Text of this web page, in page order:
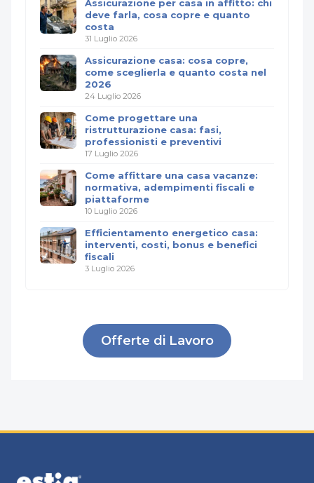
Assicurazione per casa in affitto: chi
deve farla, cosa copre e quanto
costa
31 Luglio 2026
Assicurazione casa: cosa copre,
come sceglierla e quanto costa nel
2026
24 Luglio 2026
Come progettare una
ristrutturazione casa: fasi,
professionisti e preventivi
17 Luglio 2026
Come affittare una casa vacanze:
normativa, adempimenti fiscali e
piattaforme
10 Luglio 2026
Efficientamento energetico casa:
interventi, costi, bonus e benefici
fiscali
3 Luglio 2026
Offerte di Lavoro